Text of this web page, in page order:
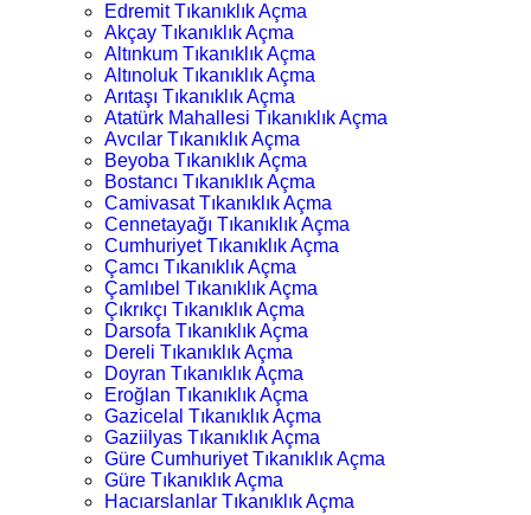
Edremit Tıkanıklık Açma
Akçay Tıkanıklık Açma
Altınkum Tıkanıklık Açma
Altınoluk Tıkanıklık Açma
Arıtaşı Tıkanıklık Açma
Atatürk Mahallesi Tıkanıklık Açma
Avcılar Tıkanıklık Açma
Beyoba Tıkanıklık Açma
Bostancı Tıkanıklık Açma
Camivasat Tıkanıklık Açma
Cennetayağı Tıkanıklık Açma
Cumhuriyet Tıkanıklık Açma
Çamcı Tıkanıklık Açma
Çamlıbel Tıkanıklık Açma
Çıkrıkçı Tıkanıklık Açma
Darsofa Tıkanıklık Açma
Dereli Tıkanıklık Açma
Doyran Tıkanıklık Açma
Eroğlan Tıkanıklık Açma
Gazicelal Tıkanıklık Açma
Gaziilyas Tıkanıklık Açma
Güre Cumhuriyet Tıkanıklık Açma
Güre Tıkanıklık Açma
Hacıarslanlar Tıkanıklık Açma